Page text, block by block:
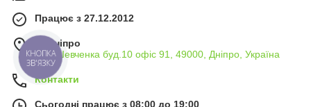
Працює з 27.12.2012
м. Дніпро
вул. Шевченка буд.10 офіс 91, 49000, Дніпро, Україна
Контакти
Сьогодні працює з 08:00 до 19:00
КНОПКА
ЗВ'ЯЗКУ